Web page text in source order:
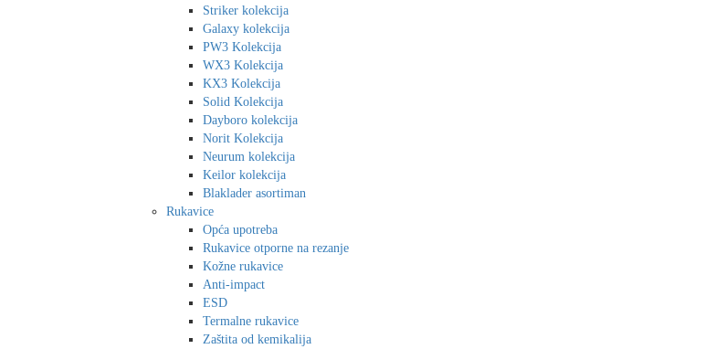
Striker kolekcija
Galaxy kolekcija
PW3 Kolekcija
WX3 Kolekcija
KX3 Kolekcija
Solid Kolekcija
Dayboro kolekcija
Norit Kolekcija
Neurum kolekcija
Keilor kolekcija
Blaklader asortiman
Rukavice
Opća upotreba
Rukavice otporne na rezanje
Kožne rukavice
Anti-impact
ESD
Termalne rukavice
Zaštita od kemikalija